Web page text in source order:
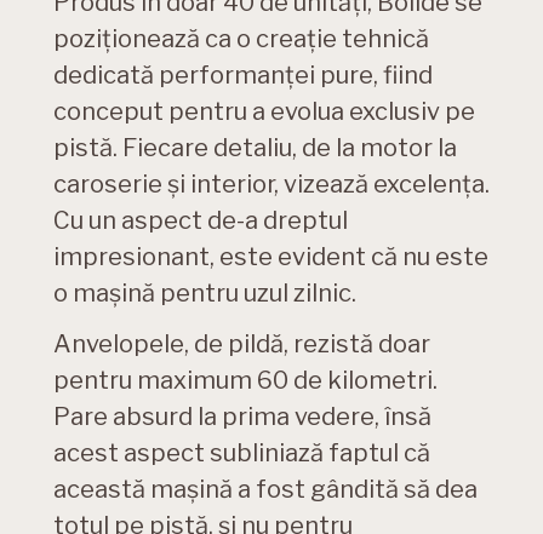
poziționează ca o creație tehnică
dedicată performanței pure, fiind
conceput pentru a evolua exclusiv pe
pistă. Fiecare detaliu, de la motor la
caroserie și interior, vizează excelența.
Cu un aspect de-a dreptul
impresionant, este evident că nu este
o mașină pentru uzul zilnic.
Anvelopele, de pildă, rezistă doar
pentru maximum 60 de kilometri.
Pare absurd la prima vedere, însă
acest aspect subliniază faptul că
această mașină a fost gândită să dea
totul pe pistă, și nu pentru